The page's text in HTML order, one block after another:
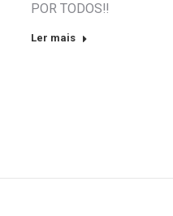
POR TODOS‼️
Ler mais